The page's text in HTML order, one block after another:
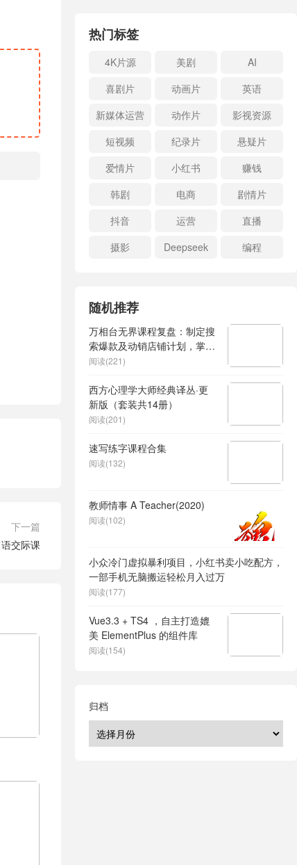
下一篇
交际课
热门标签
4K片源 美剧
AI
喜剧片
动画片
英语
新媒体运营
动作片
影视资源
短视频
纪录片
悬疑片
爱情片
小红书
赚钱
韩剧
电商
剧情片
抖音
运营
直播
摄影
Deepseek 编程
随机推荐
万相台无界课程复盘：制定搜
索爆款及动销店铺计划，掌握
精准人群推广逻辑
阅读(221)
西方心理学大师经典译丛·更
新版（套装共14册）
阅读(201)
速写练字课程合集
阅读(132)
教师情事 A Teacher(2020)
阅读(102)
小众冷门虚拟暴利项目，小红书卖小吃配方，
一部手机无脑搬运轻松月入过万
阅读(177)
Vue3.3 + TS4 ，自主打造媲
美 ElementPlus 的组件库
阅读(154)
归档